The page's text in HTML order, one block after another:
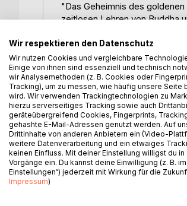
"Das Geheimnis des
zeitlosen Lehren von Buddha
Tierkommunikation
nach Glück, Erfüllung und
wirst du lernen, wie du die
Zufriedenheit findest.
Entdecke das Potenzial, das
und Transformation. Lass
Glück und die Spiritualität in
Bereite dich darauf vor, das
du schon immer wolltest!
verborgen liegt.
Entdecke das Geheimnis
Wir respektieren den Datenschutz
Wir nutzen Cookies und vergleichbare
Einige von ihnen sind essenziell und technisch
wir Analysemethoden (z. B. Cookies oder
Tracking), um zu messen, wie häufig unsere
wird. Wir verwenden Trackingtechnologien zu
hierzu serverseitiges Tracking sowie auch
geräteübergreifend Cookies, Fingerprints,
gehashte E-Mail-Adressen genutzt werden. Auf
Drittinhalte von anderen Anbietern ein (Video-
weitere Datenverarbeitung und ein etwaiges
keinen Einfluss. Mit deiner Einstellung willigst du
Vorgänge ein. Du kannst deine Einwilligung (z. B.
Einstellungen“) jederzeit mit Wirkung für die
Impressum)